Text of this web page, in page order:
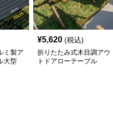
ミ製ア
大型
¥5,620 (税込)
折りたたみ式木目調アウ
トドアローテーブル